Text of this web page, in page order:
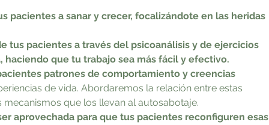
pacientes a sanar y crecer, focalizándote en las heridas
tus pacientes a través del psicoanálisis y de ejercicios
haciendo que tu trabajo sea más fácil y efectivo.
patrones de comportamiento y creencias
de vida. Abordaremos la relación entre estas
que los llevan al autosabotaje.
aprovechada para que tus pacientes reconfiguren esas